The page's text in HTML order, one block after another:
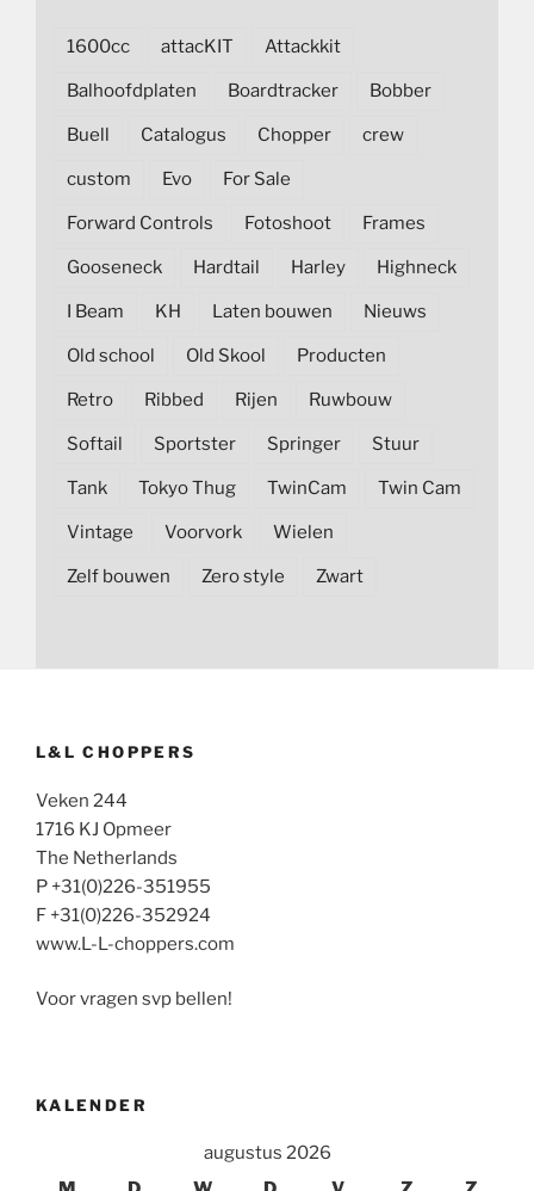
1600cc attacKIT Attackkit
Balhoofdplaten Boardtracker Bobber
Buell Catalogus Chopper crew
custom Evo For Sale
Forward Controls Fotoshoot Frames
Gooseneck Hardtail Harley Highneck
I Beam KH Laten bouwen Nieuws
Old school Old Skool Producten
Retro Ribbed Rijen Ruwbouw
Softail Sportster Springer Stuur
Tank Tokyo Thug TwinCam Twin Cam
Vintage Voorvork Wielen
Zelf bouwen Zero style Zwart
L&L CHOPPERS
Veken 244
1716 KJ Opmeer
The Netherlands
P +31(0)226-351955
F +31(0)226-352924
www.L-L-choppers.com
Voor vragen svp bellen!
KALENDER
augustus 2026